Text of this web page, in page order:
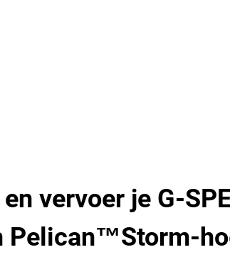
vervoer je G-
Pelican™Storm-